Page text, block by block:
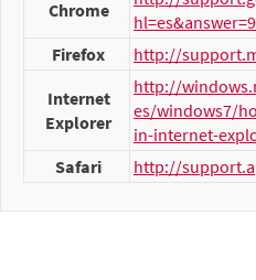
Chrome
Firefox
http://
Internet
Explorer
http://
es/windows7/
in-internet-
Safari
http://